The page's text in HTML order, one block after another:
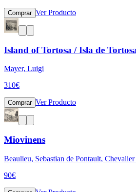
Comprar Ver Producto
Island of Tortosa / Isla de
Mayer, Luigi
310€
Comprar Ver Producto
Miovinens
Beaulieu, Sebastian de Pontault, Chevalier
90€